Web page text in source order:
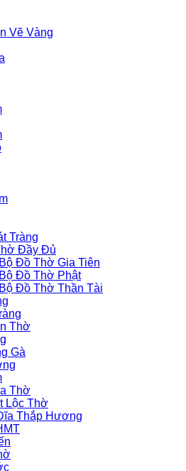
Vẽ Vàng
Tràng
Đầy Đủ
Đồ Thờ Gia Tiên
Đồ Thờ Phật
Đồ Thờ Thần Tài
Thờ
Gà
Thờ
Lộc Thờ
Thắp Hương